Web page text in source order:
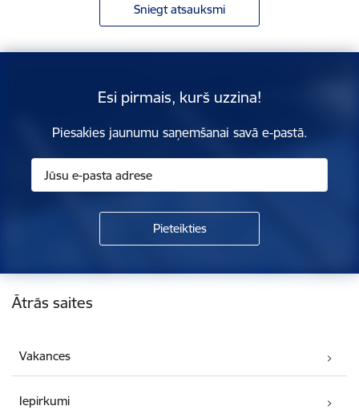
Sniegt atsauksmi
Esi pirmais, kurš uzzina!
Piesakies jaunumu saņemšanai savā e-pastā.
Kājene
Ātrās saites
Vakances
Iepirkumi